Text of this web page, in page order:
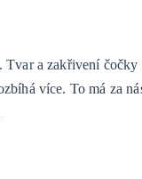
a zakřivení
více. To má za